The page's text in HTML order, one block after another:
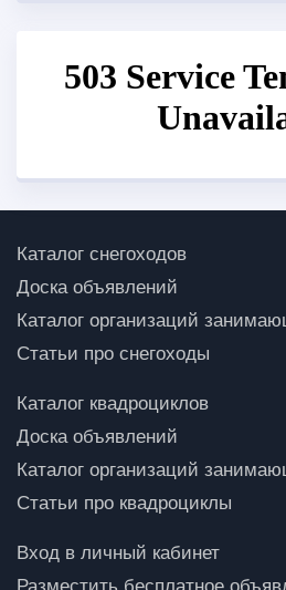
Каталог снегоходов
Доска объявлений
Каталог организаций
Статьи про снегоходы
Каталог квадроциклов
Доска объявлений
Каталог организаций
Статьи про квадроциклы
Вход в личный кабинет